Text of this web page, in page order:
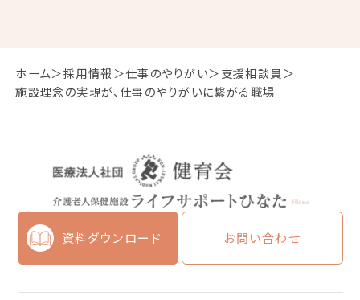
ホーム 採用情報 仕事のやりがい
支援相談員
施設理念の実現が、仕事のやりがいに繋がる職場
資料ダウンロード お問い合わせ